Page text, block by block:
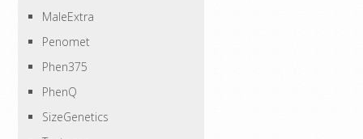
MaleExtra
Penomet
Phen375
PhenQ
SizeGenetics